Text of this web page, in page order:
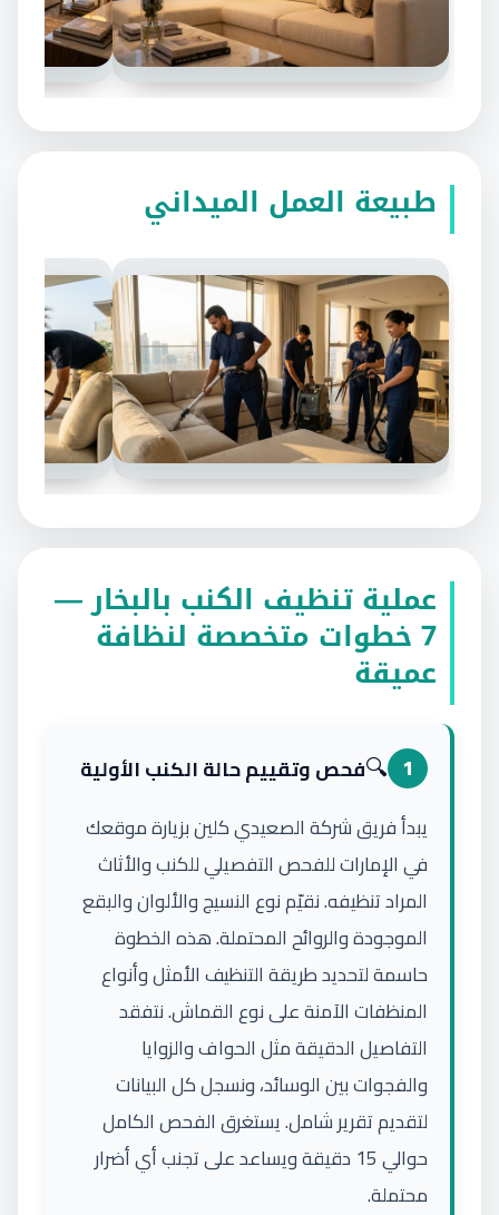
طبيعة العمل الميداني
عملية تنظيف الكنب بالبخار —
7 خطوات متخصصة لنظافة
عميقة
1
🔍فحص وتقييم حالة الكنب الأولية
يبدأ فريق شركة الصعيدي كلين بزيارة موقعك
في الإمارات للفحص التفصيلي للكنب والأثاث
المراد تنظيفه. نقيّم نوع النسيج والألوان والبقع
الموجودة والروائح المحتملة. هذه الخطوة
حاسمة لتحديد طريقة التنظيف الأمثل وأنواع
المنظفات الآمنة على نوع القماش. نتفقد
التفاصيل الدقيقة مثل الحواف والزوايا
والفجوات بين الوسائد، ونسجل كل البيانات
لتقديم تقرير شامل. يستغرق الفحص الكامل
حوالي 15 دقيقة ويساعد على تجنب أي أضرار
محتملة.